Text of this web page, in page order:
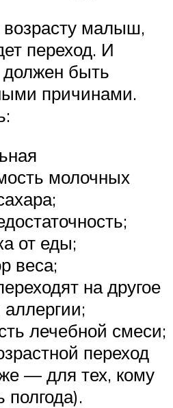
малыш,
переход. И
должен быть
причинами.
молочных
от еды;
веса;
на другое
лечебной смеси;
переход
— для тех, кому
полгода).